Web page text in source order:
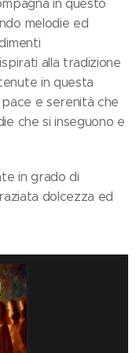
in questo
melodie ed
alla tradizione
in questa
e serenità che
che si inseguono e
in grado di
dolcezza ed